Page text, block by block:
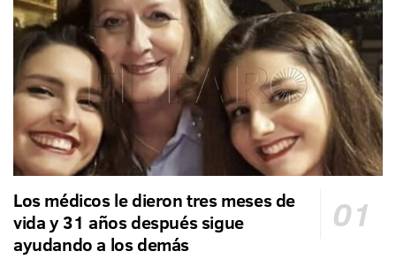
Los médicos le dieron tres meses de
vida y 31 años después sigue
ayudando a los demás